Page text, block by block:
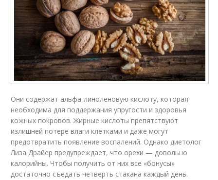
Они содержат альфа-линоленовую кислоту, которая
необходима для поддержания упругости и здоровья
кожных покровов. Жирные кислоты препятствуют
излишней потере влаги клетками и даже могут
предотвратить появление воспалений. Однако диетолог
Лиза Драйер предупреждает, что орехи — довольно
калорийны. Чтобы получить от них все «бонусы»
достаточно съедать четверть стакана каждый день.